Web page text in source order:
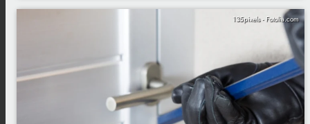
135pixels - Fotolia.com